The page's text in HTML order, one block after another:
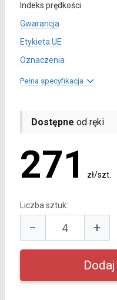
Indeks prędkości
Gwarancja
Etykieta UE
Oznaczenia
Pełna specyfikacja
Dostępne od ręki
271 zł/szt.
Liczba sztuk:
− +